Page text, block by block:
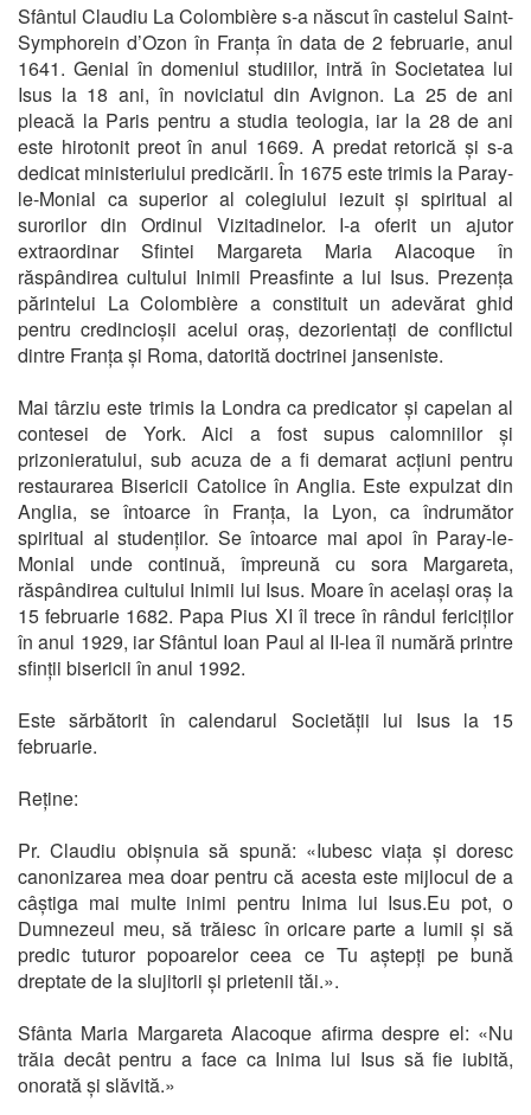
Sfântul Claudiu La Colombière s-a născut în castelul Saint-
Symphorein d’Ozon în Franța în data de 2 februarie, anul
1641. Genial în domeniul studiilor, intră în Societatea lui
Isus la 18 ani, în noviciatul din Avignon. La 25 de ani
pleacă la Paris pentru a studia teologia, iar la 28 de ani
este hirotonit preot în anul 1669. A predat retorică și s-a
dedicat ministeriului predicării. În 1675 este trimis la Paray-
le-Monial ca superior al colegiului iezuit și spiritual al
surorilor din Ordinul Vizitadinelor. I-a oferit un ajutor
extraordinar Sfintei Margareta Maria Alacoque în
răspândirea cultului Inimii Preasfinte a lui Isus. Prezența
părintelui La Colombière a constituit un adevărat ghid
pentru credincioșii acelui oraș, dezorientați de conflictul
dintre Franța și Roma, datorită doctrinei janseniste.
Mai târziu este trimis la Londra ca predicator și capelan al
contesei de York. Aici a fost supus calomniilor și
prizonieratului, sub acuza de a fi demarat acțiuni pentru
restaurarea Bisericii Catolice în Anglia. Este expulzat din
Anglia, se întoarce în Franța, la Lyon, ca îndrumător
spiritual al studenților. Se întoarce mai apoi în Paray-le-
Monial unde continuă, împreună cu sora Margareta,
răspândirea cultului Inimii lui Isus. Moare în același oraș la
15 februarie 1682. Papa Pius XI îl trece în rândul fericiților
în anul 1929, iar Sfântul Ioan Paul al II-lea îl numără printre
sfinții bisericii în anul 1992.
Este sărbătorit în calendarul Societății lui Isus la 15
februarie.
Reține:
Pr. Claudiu obișnuia să spună: «Iubesc viața și doresc
canonizarea mea doar pentru că acesta este mijlocul de a
câștiga mai multe inimi pentru Inima lui Isus.Eu pot, o
Dumnezeul meu, să trăiesc în oricare parte a lumii și să
predic tuturor popoarelor ceea ce Tu aștepți pe bună
dreptate de la slujitorii și prietenii tăi.».
Sfânta Maria Margareta Alacoque afirma despre el: «Nu
trăia decât pentru a face ca Inima lui Isus să fie iubită,
onorată și slăvită.»